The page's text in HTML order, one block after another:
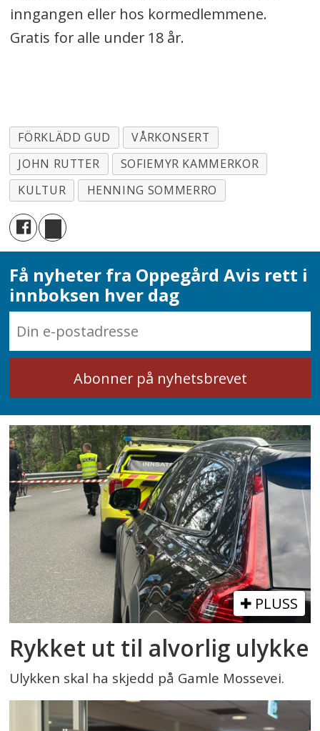
inngangen eller hos kormedlemmene.
Gratis for alle under 18 år.
FÖRKLÄDD GUD
VÅRKONSERT
JOHN RUTTER
SOFIEMYR KAMMERKOR
KULTUR
HENNING SOMMERRO
Få nyheter fra Oppegård Avis rett i
innboksen hver dag
PLUSS
Rykket ut til alvorlig ulykke
Ulykken skal ha skjedd på Gamle Mossevei.